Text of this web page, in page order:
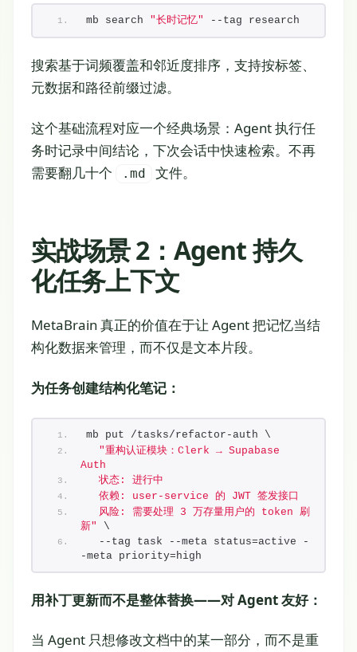
mb search "长时记忆" --tag research
搜索基于词频覆盖和邻近度排序，支持按标签、
元数据和路径前缀过滤。
这个基础流程对应一个经典场景：Agent 执行任
务时记录中间结论，下次会话中快速检索。不再
需要翻几十个
.md 文件。
实战场景 2：Agent 持久
化任务上下文
MetaBrain 真正的价值在于让 Agent 把记忆当结
构化数据来管理，而不仅是文本片段。
为任务创建结构化笔记：
mb put /tasks/refactor-auth \
"重构认证模块：Clerk → Supabase
Auth
  状态: 进行中
  依赖: user-service 的 JWT 签发接口
  风险: 需要处理 3 万存量用户的 token 刷
新"
\
  --tag task --meta status=active -
-meta priority=high
用补丁更新而不是整体替换——对 Agent 友好：
当 Agent 只想修改文档中的某一部分，而不是重